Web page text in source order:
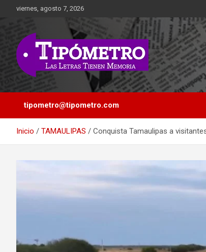
viernes, agosto 7, 2026
Tipometro
Las Letras Tienen Memoria
tipometro@tipometro.com
Inicio TAMAULIPAS Conquista Tamaulipas a